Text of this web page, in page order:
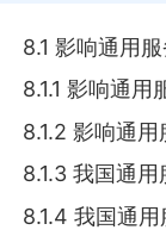
8.1 影响通用
8.1.1 影响通
8.1.2 影响通
8.1.3 我国通
8.1.4 我国通